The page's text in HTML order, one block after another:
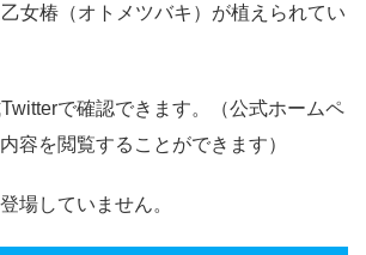
女椿（オトメツバキ）が植えられてい
で確認できます。（公式ホームペ
容を閲覧することができます）
場していません。